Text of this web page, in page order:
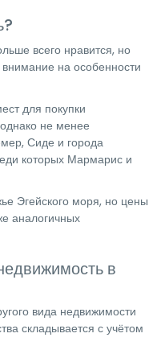
всего нравится, но
на особенности
для покупки
не менее
Сиде и города
которых Мармарис и
Эгейского моря, но цены
аналогичных
в
вида недвижимости
складывается с учётом